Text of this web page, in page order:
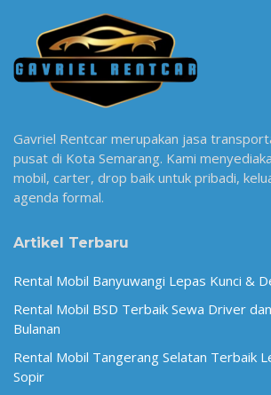
Gavriel Rentcar merupakan jasa
pusat di Kota Semarang. Kami
mobil, carter, drop baik untuk pribadi,
agenda formal.
Artikel Terbaru
Rental Mobil Banyuwangi Lepas Kunci &
Rental Mobil BSD Terbaik Sewa Driver
Bulanan
Rental Mobil Tangerang Selatan Terbaik
Sopir